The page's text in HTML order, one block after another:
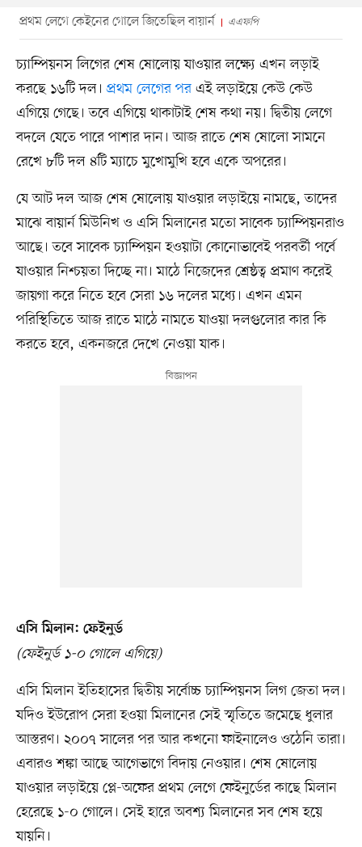
প্রথম লেগে কেইনের গোলে জিতেছিল বায়ার্ন এএফপি
চ্যাম্পিয়নস লিগের শেষ ষোলোয় যাওয়ার লক্ষ্যে এখন লড়াই
করছে ১৬টি দল।প্রথম লেগের পর এই লড়াইয়ে কেউ কেউ
এগিয়ে গেছে। তবে এগিয়ে থাকাটাই শেষ কথা নয়। দ্বিতীয় লেগে
বদলে যেতে পারে পাশার দান। আজ রাতে শেষ ষোলো সামনে
রেখে ৮টি দল ৪টি ম্যাচে মুখোমুখি হবে একে অপরের।
যে আট দল আজ শেষ ষোলোয় যাওয়ার লড়াইয়ে নামছে, তাদের
মাঝে বায়ার্ন মিউনিখ ও এসি মিলানের মতো সাবেক চ্যাম্পিয়নরাও
আছে। তবে সাবেক চ্যাম্পিয়ন হওয়াটা কোনোভাবেই পরবর্তী পর্বে
যাওয়ার নিশ্চয়তা দিচ্ছে না। মাঠে নিজেদের শ্রেষ্ঠত্ব প্রমাণ করেই
জায়গা করে নিতে হবে সেরা ১৬ দলের মধ্যে। এখন এমন
পরিস্থিতিতে আজ রাতে মাঠে নামতে যাওয়া দলগুলোর কার কি
করতে হবে, একনজরে দেখে নেওয়া যাক।
এসি মিলান: ফেইনুর্ড
(ফেইনুর্ড ১-০ গোলে এগিয়ে)
এসি মিলান ইতিহাসের দ্বিতীয় সর্বোচ্চ চ্যাম্পিয়নস লিগ জেতা দল।
যদিও ইউরোপ সেরা হওয়া মিলানের সেই স্মৃতিতে জমেছে ধুলার
আস্তরণ। ২০০৭ সালের পর আর কখনো ফাইনালেও ওঠেনি তারা।
এবারও শঙ্কা আছে আগেভাগে বিদায় নেওয়ার। শেষ ষোলোয়
যাওয়ার লড়াইয়ে প্লে-অফের প্রথম লেগে ফেইনুর্ডের কাছে মিলান
হেরেছে ১-০ গোলে। সেই হারে অবশ্য মিলানের সব শেষ হয়ে
যায়নি।